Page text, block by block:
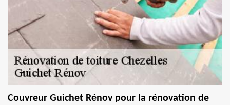
Couvreur Guichet Rénov pour la rénovation de